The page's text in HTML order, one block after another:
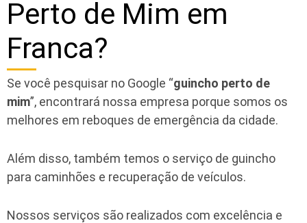
Perto de Mim em
Franca?
Se você pesquisar no Google “guincho perto de
mim”, encontrará nossa empresa porque somos os
melhores em reboques de emergência da cidade.
Além disso, também temos o serviço de guincho
para caminhões e recuperação de veículos.
Nossos serviços são realizados com excelência e